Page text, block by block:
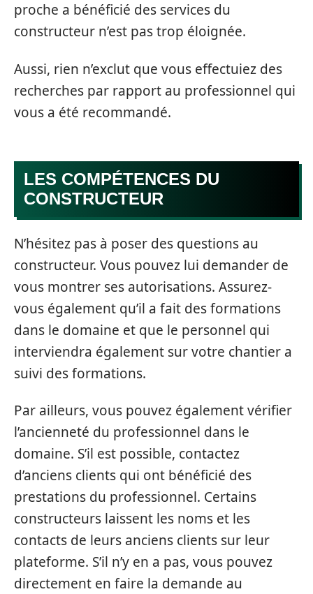
proche a bénéficié des services du
constructeur n’est pas trop éloignée.
Aussi, rien n’exclut que vous effectuiez des
recherches par rapport au professionnel qui
vous a été recommandé.
LES COMPÉTENCES DU
CONSTRUCTEUR
N’hésitez pas à poser des questions au
constructeur. Vous pouvez lui demander de
vous montrer ses autorisations. Assurez-
vous également qu’il a fait des formations
dans le domaine et que le personnel qui
interviendra également sur votre chantier a
suivi des formations.
Par ailleurs, vous pouvez également vérifier
l’ancienneté du professionnel dans le
domaine. S’il est possible, contactez
d’anciens clients qui ont bénéficié des
prestations du professionnel. Certains
constructeurs laissent les noms et les
contacts de leurs anciens clients sur leur
plateforme. S’il n’y en a pas, vous pouvez
directement en faire la demande au